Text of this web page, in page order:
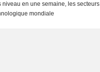
en une semaine, les secteurs
mondiale